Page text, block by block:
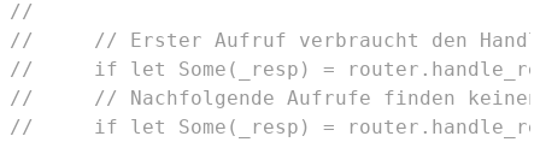
//
//     // Erster Aufruf verbraucht den
//     if let Some(_resp) =
//     // Nachfolgende Aufrufe finden keinen
//     if let Some(_resp) =